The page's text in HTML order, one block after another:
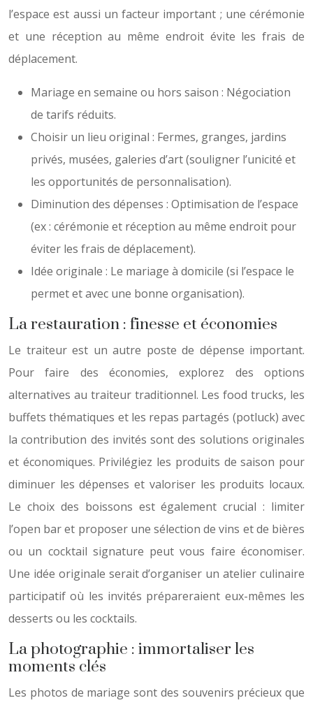
l’espace est aussi un facteur important ; une cérémonie
et une réception au même endroit évite les frais de
déplacement.
Mariage en semaine ou hors saison : Négociation
de tarifs réduits.
Choisir un lieu original : Fermes, granges, jardins
privés, musées, galeries d’art (souligner l’unicité et
les opportunités de personnalisation).
Diminution des dépenses : Optimisation de l’espace
(ex : cérémonie et réception au même endroit pour
éviter les frais de déplacement).
Idée originale : Le mariage à domicile (si l’espace le
permet et avec une bonne organisation).
La restauration : finesse et économies
Le traiteur est un autre poste de dépense important.
Pour faire des économies, explorez des options
alternatives au traiteur traditionnel. Les food trucks, les
buffets thématiques et les repas partagés (potluck) avec
la contribution des invités sont des solutions originales
et économiques. Privilégiez les produits de saison pour
diminuer les dépenses et valoriser les produits locaux.
Le choix des boissons est également crucial : limiter
l’open bar et proposer une sélection de vins et de bières
ou un cocktail signature peut vous faire économiser.
Une idée originale serait d’organiser un atelier culinaire
participatif où les invités prépareraient eux-mêmes les
desserts ou les cocktails.
La photographie : immortaliser les
moments clés
Les photos de mariage sont des souvenirs précieux que